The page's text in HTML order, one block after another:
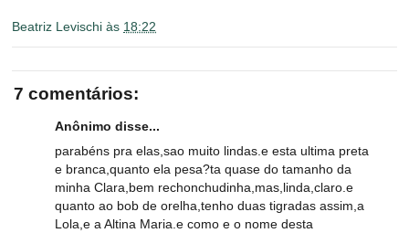
Beatriz Levischi às 18:22
7 comentários:
Anônimo disse...
parabéns pra elas,sao muito lindas.e esta ultima preta
e branca,quanto ela pesa?ta quase do tamanho da
minha Clara,bem rechonchudinha,mas,linda,claro.e
quanto ao bob de orelha,tenho duas tigradas assim,a
Lola,e a Altina Maria.e como e o nome desta